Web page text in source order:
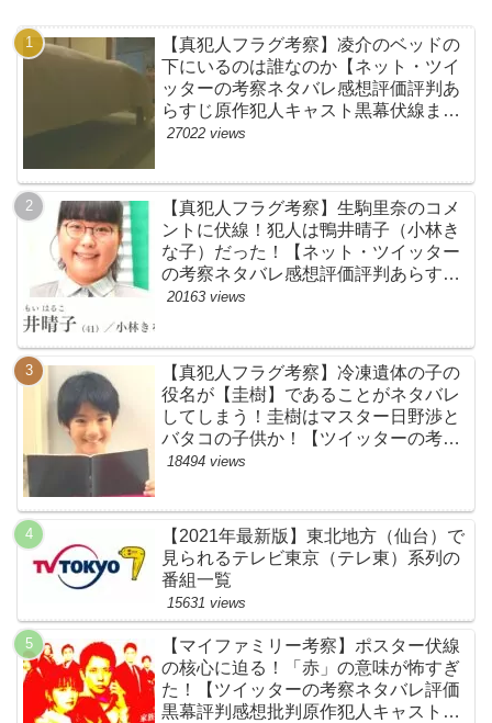
【真犯人フラグ考察】凌介のベッドの
下にいるのは誰なのか【ネット・ツイ
ッターの考察ネタバレ感想評価評判あ
らすじ原作犯人キャスト黒幕伏線まと
め】
27022 views
【真犯人フラグ考察】生駒里奈のコメ
ントに伏線！犯人は鴨井晴子（小林き
な子）だった！【ネット・ツイッター
の考察ネタバレ感想評価評判あらすじ
原作犯人キャスト黒幕伏線まとめ・鴨
20163 views
【真犯人フラグ考察】冷凍遺体の子の
役名が【圭樹】であることがネタバレ
してしまう！圭樹はマスター日野渉と
バタコの子供か！【ツイッターの考察
ネタバレ感想評価評判あらすじ原作犯
18494 views
【2021年最新版】東北地方（仙台）で
見られるテレビ東京（テレ東）系列の
番組一覧
15631 views
【マイファミリー考察】ポスター伏線
の核心に迫る！「赤」の意味が怖すぎ
た！【ツイッターの考察ネタバレ評価
黒幕評判感想批判原作犯人キャスト脚